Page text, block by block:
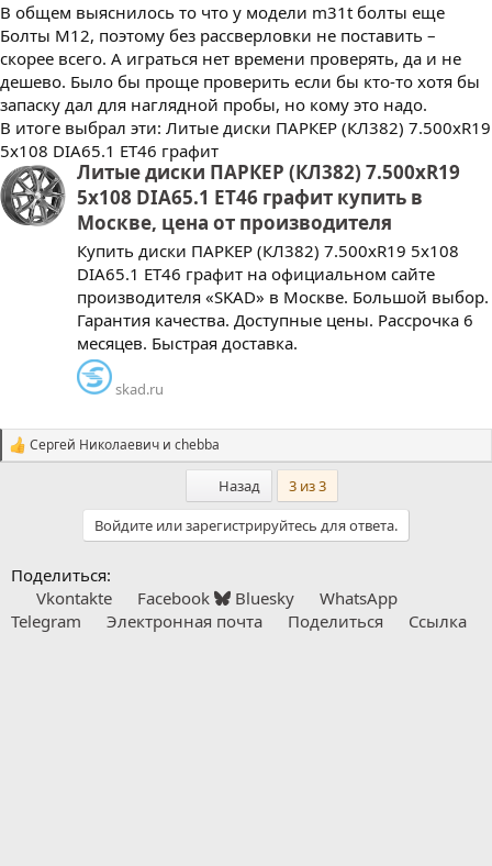
В общем выяснилось то что у модели m31t болты еще
Болты M12, поэтому без рассверловки не поставить –
скорее всего. А играться нет времени проверять, да и не
дешево. Было бы проще проверить если бы кто-то хотя бы
запаску дал для наглядной пробы, но кому это надо.
В итоге выбрал эти: Литые диски ПАРКЕР (КЛ382) 7.500xR19
5x108 DIA65.1 ET46 графит
Литые диски ПАРКЕР (КЛ382) 7.500xR19
5x108 DIA65.1 ET46 графит купить в
Москве, цена от производителя
Купить диски ПАРКЕР (КЛ382) 7.500xR19 5x108
DIA65.1 ET46 графит на официальном сайте
производителя «SKAD» в Москве. Большой выбор.
Гарантия качества. Доступные цены. Рассрочка 6
месяцев. Быстрая доставка.
skad.ru
С
и
и
Сергей Николаевич и chebba
ПервыйНазад
3 из 3
Войдите или зарегистрируйтесь для ответа.
Поделиться:
Vkontakte
Facebook Bluesky
WhatsApp
Telegram
Электронная почта Поделиться Ссылка